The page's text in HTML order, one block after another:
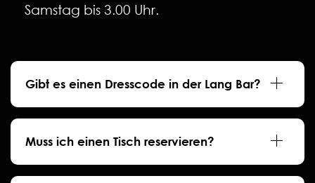
Samstag bis 3.00 Uhr.
Gibt es einen Dresscode in der Lang Bar?
Muss ich einen Tisch reservieren?